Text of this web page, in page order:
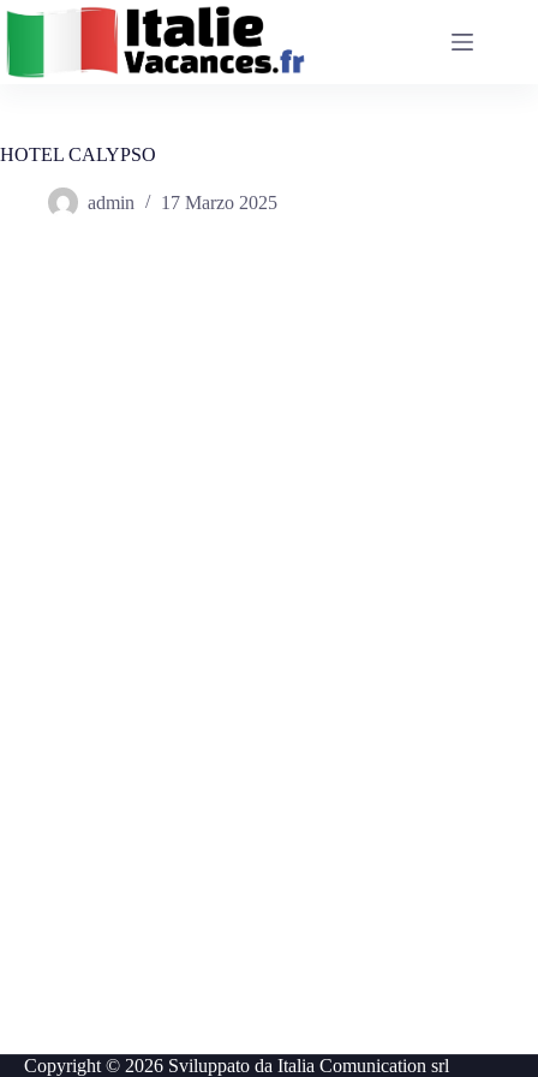
Salta
contenuto
HOTEL CALYPSO
admin 17 Marzo 2025
Copyright © 2026 Sviluppato daItalia Comunication srl